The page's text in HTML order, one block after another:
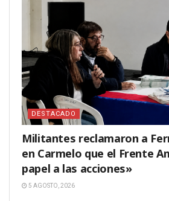
DESTACADO
Militantes reclamaron a
en Carmelo que el Frente
papel a las acciones»
5 AGOSTO, 2026